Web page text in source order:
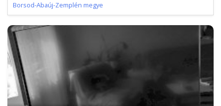
Borsod-Abaúj-Zemplén megye